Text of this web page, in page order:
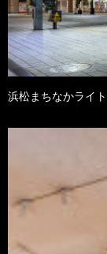
浜松まちなかライ